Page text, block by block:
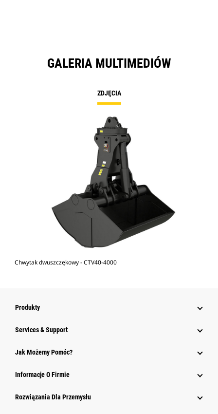
GALERIA MULTIMEDIÓW
ZDJĘCIA
Chwytak dwuszczękowy - CTV40-4000
Produkty
Services & Support
Jak Możemy Pomóc?
Informacje O Firmie
Rozwiązania Dla Przemysłu